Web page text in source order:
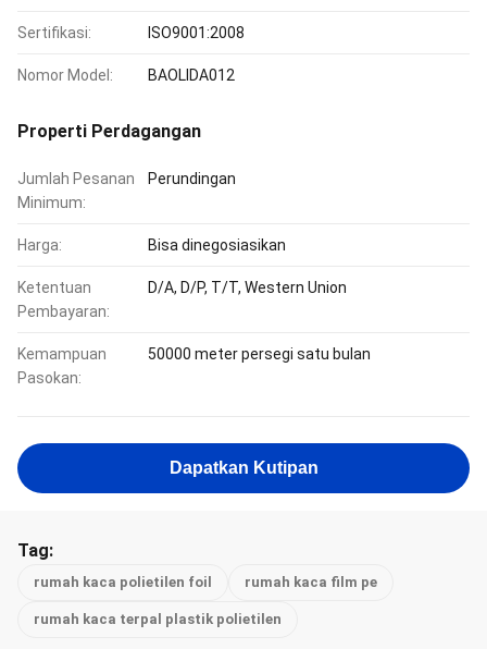
Sertifikasi: ISO9001:2008
Nomor Model: BAOLIDA012
Properti Perdagangan
Jumlah Pesanan
Minimum:
Perundingan
Harga: Bisa dinegosiasikan
Ketentuan
Pembayaran:
D/A, D/P, T/T, Western Union
Kemampuan
Pasokan:
50000 meter persegi satu bulan
Dapatkan Kutipan
Tag:
rumah kaca polietilen foil rumah kaca film pe
rumah kaca terpal plastik polietilen